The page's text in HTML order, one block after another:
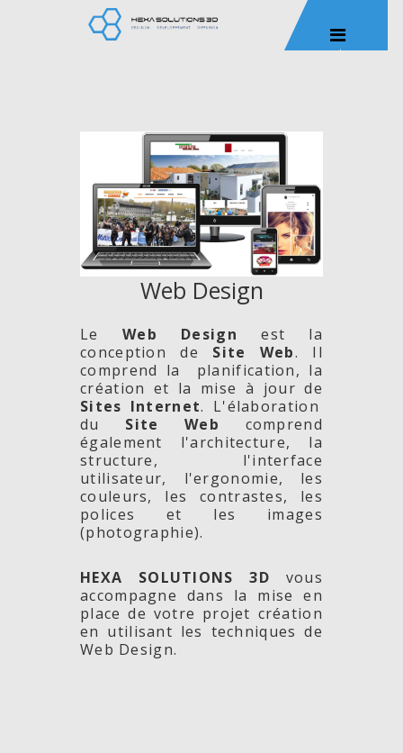
Web Design
Le Web Design est la
conception de Site Web. Il
comprend la planification, la
création et la mise à jour de
Sites Internet. L'élaboration
du Site Web comprend
également l'architecture, la
structure, l'interface
utilisateur, l'ergonomie, les
couleurs, les contrastes, les
polices et les images
(photographie).
HEXA SOLUTIONS 3D vous
accompagne dans la mise en
place de votre projet création
en utilisant les techniques de
Web Design.